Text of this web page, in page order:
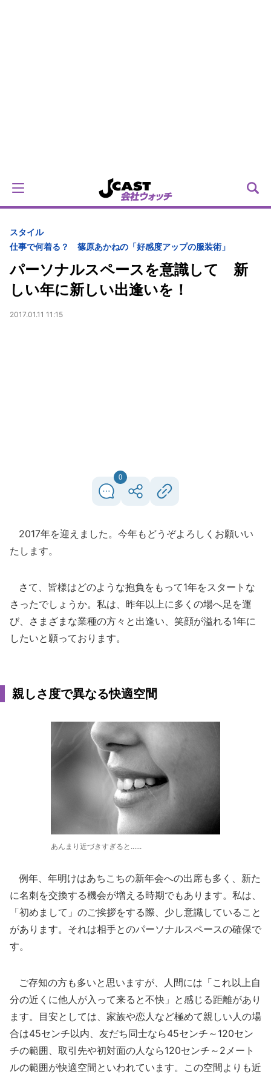
スタイル
仕事で何着る？ 篠原あかねの「好感度アップの服装術」
パーソナルスペースを意識して 新
しい年に新しい出逢いを！
2017.01.11 11:15
0
2017年を迎えました。今年もどうぞよろしくお願いい
たします。
さて、皆様はどのような抱負をもって1年をスタートな
さったでしょうか。私は、昨年以上に多くの場へ足を運
び、さまざまな業種の方々と出逢い、笑顔が溢れる1年に
したいと願っております。
親しさ度で異なる快適空間
あんまり近づきすぎると......
例年、年明けはあちこちの新年会への出席も多く、新た
に名刺を交換する機会が増える時期でもあります。私は、
「初めまして」のご挨拶をする際、少し意識していること
があります。それは相手とのパーソナルスペースの確保で
す。
ご存知の方も多いと思いますが、人間には「これ以上自
分の近くに他人が入って来ると不快」と感じる距離があり
ます。目安としては、家族や恋人など極めて親しい人の場
合は45センチ以内、友だち同士なら45センチ～120セン
チの範囲、取引先や初対面の人なら120センチ～2メート
ルの範囲が快適空間といわれています。この空間よりも近